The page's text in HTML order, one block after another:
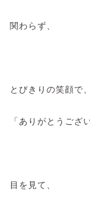
関わらず、
とびきりの笑顔で、
「ありがとうござ
目を見て、